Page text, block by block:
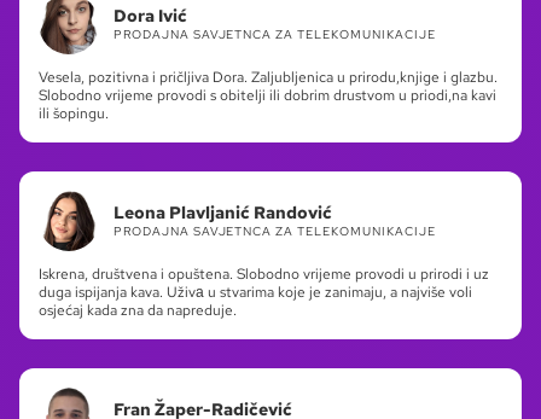
Dora Ivić
PRODAJNA SAVJETNCA ZA TELEKOMUNIKACIJE
Vesela, pozitivna i pričljiva Dora. Zaljubljenica u prirodu,knjige i glazbu.
Slobodno vrijeme provodi s obitelji ili dobrim drustvom u priodi,na kavi
ili šopingu.
Leona Plavljanić Randović
PRODAJNA SAVJETNCA ZA TELEKOMUNIKACIJE
Iskrena, društvena i opuštena. Slobodno vrijeme provodi u prirodi i uz
duga ispijanja kava. Uživа u stvarima koje je zanimaju, a najviše voli
osjećaj kada zna da napreduje.
Fran Žaper-Radičević